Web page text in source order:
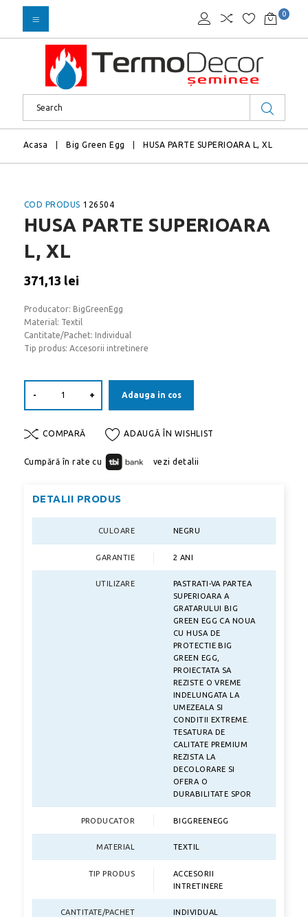
0
Acasa Big Green Egg HUSA PARTE SUPERIOARA L, XL
COD PRODUS 126504
HUSA PARTE SUPERIOARA
L, XL
371,13 lei
Producator: BigGreenEgg
Material: Textil
Cantitate/Pachet: Individual
Tip produs: Accesorii intretinere
- + Adauga in cos
COMPARĂ ADAUGĂ ÎN WISHLIST
Cumpără în rate cu vezi detalii
DETALII PRODUS
CULOARE NEGRU
GARANTIE 2 ANI
UTILIZARE
PASTRATI-VA PARTEA
SUPERIOARA A
GRATARULUI BIG
GREEN EGG CA NOUA
CU HUSA DE
PROTECTIE BIG
GREEN EGG,
PROIECTATA SA
REZISTE O VREME
INDELUNGATA LA
UMEZEALA SI
CONDITII EXTREME.
TESATURA DE
CALITATE PREMIUM
REZISTA LA
DECOLORARE SI
OFERA O
DURABILITATE SPOR
PRODUCATOR BIGGREENEGG
MATERIAL TEXTIL
TIP PRODUS
ACCESORII
INTRETINERE
CANTITATE/PACHET INDIVIDUAL